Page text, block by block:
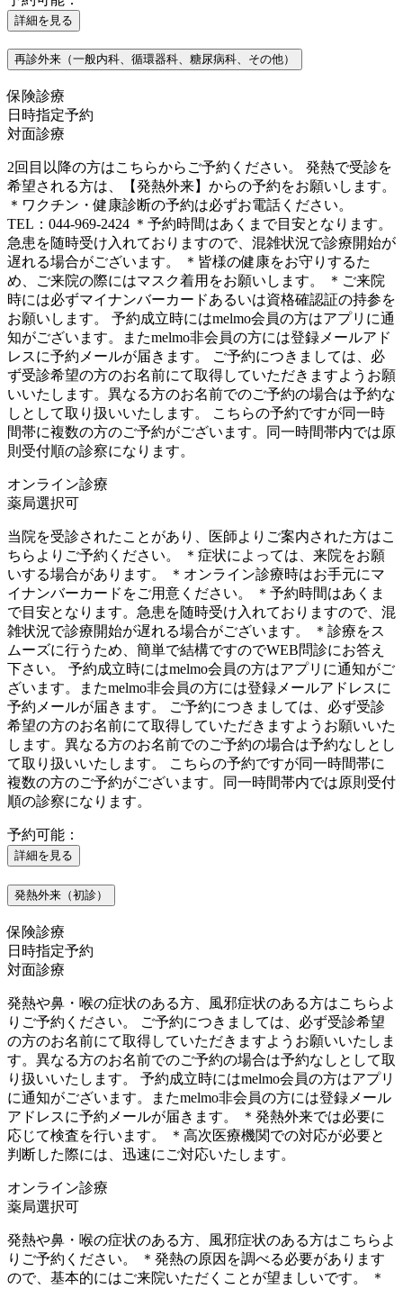
詳細を見る
再診外来（一般内科、循環器科、糖尿病科、その他）
保険診療
日時指定予約
対面診療
2回目以降の方はこちらからご予約ください。 発熱で受診を
希望される方は、【発熱外来】からの予約をお願いします。
＊ワクチン・健康診断の予約は必ずお電話ください。
TEL：044-969-2424 ＊予約時間はあくまで目安となります。
急患を随時受け入れておりますので、混雑状況で診療開始が
遅れる場合がございます。 ＊皆様の健康をお守りするた
め、ご来院の際にはマスク着用をお願いします。 ＊ご来院
時には必ずマイナンバーカードあるいは資格確認証の持参を
お願いします。 予約成立時にはmelmo会員の方はアプリに通
知がございます。またmelmo非会員の方には登録メールアド
レスに予約メールが届きます。 ご予約につきましては、必
ず受診希望の方のお名前にて取得していただきますようお願
いいたします。異なる方のお名前でのご予約の場合は予約な
しとして取り扱いいたします。 こちらの予約ですが同一時
間帯に複数の方のご予約がございます。同一時間帯内では原
則受付順の診察になります。
オンライン診療
薬局選択可
当院を受診されたことがあり、医師よりご案内された方はこ
ちらよりご予約ください。 ＊症状によっては、来院をお願
いする場合があります。 ＊オンライン診療時はお手元にマ
イナンバーカードをご用意ください。 ＊予約時間はあくま
で目安となります。急患を随時受け入れておりますので、混
雑状況で診療開始が遅れる場合がございます。 ＊診療をス
ムーズに行うため、簡単で結構ですのでWEB問診にお答え
下さい。 予約成立時にはmelmo会員の方はアプリに通知がご
ざいます。またmelmo非会員の方には登録メールアドレスに
予約メールが届きます。 ご予約につきましては、必ず受診
希望の方のお名前にて取得していただきますようお願いいた
します。異なる方のお名前でのご予約の場合は予約なしとし
て取り扱いいたします。 こちらの予約ですが同一時間帯に
複数の方のご予約がございます。同一時間帯内では原則受付
順の診察になります。
予約可能：
詳細を見る
発熱外来（初診）
保険診療
日時指定予約
対面診療
発熱や鼻・喉の症状のある方、風邪症状のある方はこちらよ
りご予約ください。 ご予約につきましては、必ず受診希望
の方のお名前にて取得していただきますようお願いいたしま
す。異なる方のお名前でのご予約の場合は予約なしとして取
り扱いいたします。 予約成立時にはmelmo会員の方はアプリ
に通知がございます。またmelmo非会員の方には登録メール
アドレスに予約メールが届きます。 ＊発熱外来では必要に
応じて検査を行います。 ＊高次医療機関での対応が必要と
判断した際には、迅速にご対応いたします。
オンライン診療
薬局選択可
発熱や鼻・喉の症状のある方、風邪症状のある方はこちらよ
りご予約ください。 ＊発熱の原因を調べる必要があります
ので、基本的にはご来院いただくことが望ましいです。 ＊